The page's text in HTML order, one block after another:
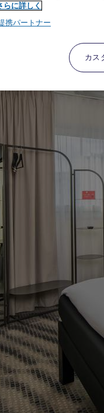
らに詳しく
携パートナー
カス